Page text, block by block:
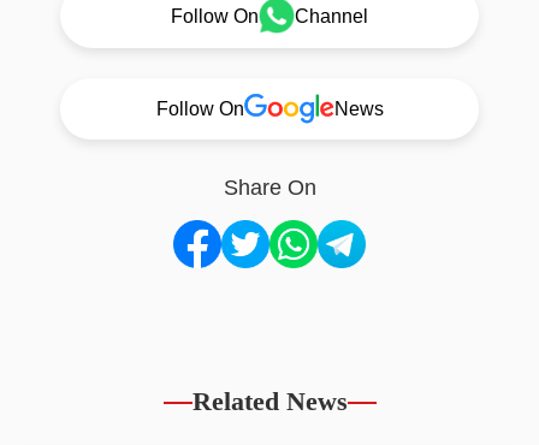
Follow On Channel
Follow On News
Share On
Related News